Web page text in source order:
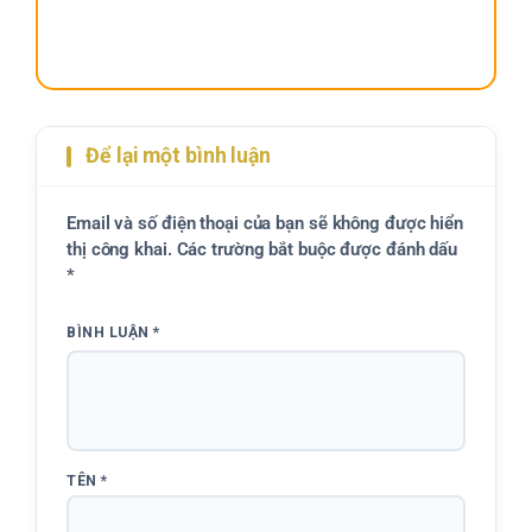
Để lại một bình luận
Email và số điện thoại của bạn sẽ không được hiển
thị công khai. Các trường bắt buộc được đánh dấu
*
BÌNH LUẬN*
TÊN*